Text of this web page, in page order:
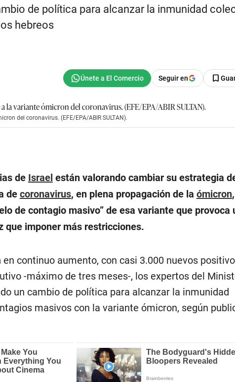
de política para alcanzar la inmunidad
hebreos
Seguir en
del coronavirus. (EFE/EPA/ABIR SULTAN).
de Israel están valorando cambiar su estrategia
de coronavirus, en plena propagación de la ómicron,
de contagio masivo” de esa variante que provoca
que imponer más restricciones.
continuo aumento, con casi 3.000 nuevos
-máximo de tres meses-, los expertos del
un cambio de política para alcanzar la inmunidad
masivos con la variante ómicron, según